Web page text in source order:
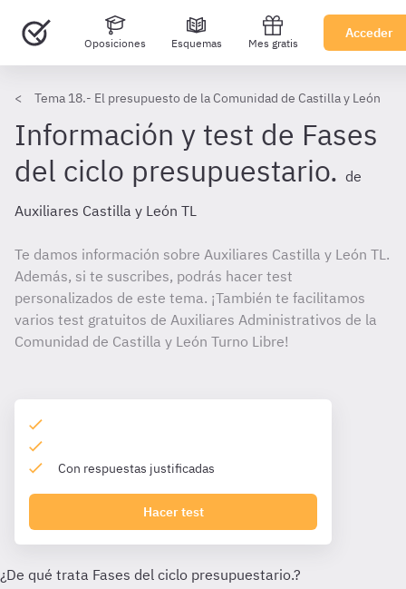
Oposiciones Esquemas Mes gratis
Acceder
Tema 18.- El presupuesto de la Comunidad de Castilla y León
Información y test de Fases
del ciclo presupuestario. de
Auxiliares Castilla y León TL
Te damos información sobre Auxiliares Castilla y León TL.
Además, si te suscribes, podrás hacer test
personalizados de este tema. ¡También te facilitamos
varios test gratuitos de Auxiliares Administrativos de la
Comunidad de Castilla y León Turno Libre!
Con respuestas justificadas
Hacer test